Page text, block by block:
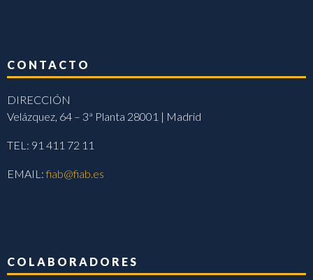
CONTACTO
DIRECCIÓN
Velázquez, 64 – 3ª Planta 28001 | Madrid
TEL: 91 411 72 11
EMAIL:fiab@fiab.es
COLABORADORES